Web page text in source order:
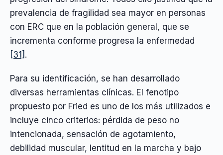
prevalencia de fragilidad sea mayor en personas
con ERC que en la población general, que se
incrementa conforme progresa la enfermedad
[31] .
Para su identificación, se han desarrollado
diversas herramientas clínicas. El fenotipo
propuesto por Fried es uno de los más utilizados e
incluye cinco criterios: pérdida de peso no
intencionada, sensación de agotamiento,
debilidad muscular, lentitud en la marcha y bajo